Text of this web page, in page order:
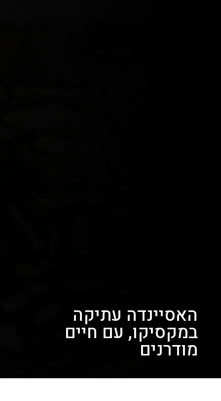
האסיינדה עתיקה
במקסיקו, עם חיים
מודרנים